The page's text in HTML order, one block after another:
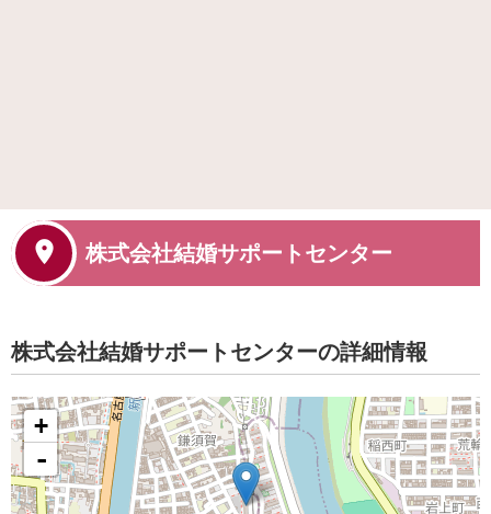
株式会社結婚サポートセンター
株式会社結婚サポートセンターの詳細情報
+
-